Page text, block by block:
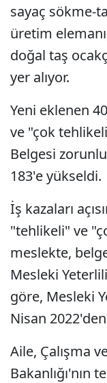
sayaç sökme-
üretim
doğal taş
yer alıyor.
Yeni eklenen
ve "çok
Belgesi
183'e yükseldi.
İş kazaları
"tehlikeli" ve
meslekte,
Mesleki
göre, Mesleki
Nisan
Aile, Çalışma
Bakanlığı'nın